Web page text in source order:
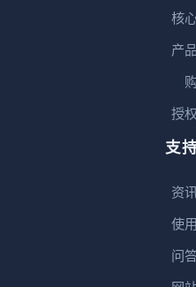
核
产
授
支
资
使
问